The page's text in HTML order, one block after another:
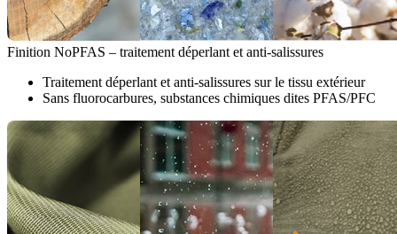
Finition NoPFAS – traitement déperlant et anti-salissures
Traitement déperlant et anti-salissures sur le tissu extérieur
Sans fluorocarbures, substances chimiques dites PFAS/PFC